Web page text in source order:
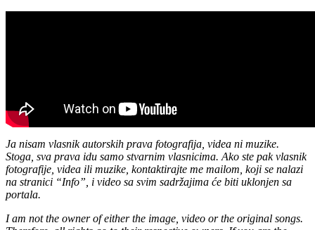
Ja nisam vlasnik autorskih prava fotografija, videa ni muzike.
Stoga, sva prava idu samo stvarnim vlasnicima. Ako ste pak vlasnik
fotografije, videa ili muzike, kontaktirajte me mailom, koji se nalazi
na stranici “Info”, i video sa svim sadržajima će biti uklonjen sa
portala.
I am not the owner of either the image, video or the original songs.